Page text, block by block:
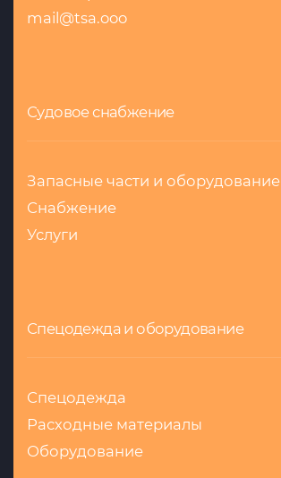
mail@tsa.ooo
Судовое снабжение
Запасные части и оборудование
Снабжение
Услуги
Спецодежда и оборудование
Спецодежда
Расходные материалы
Оборудование